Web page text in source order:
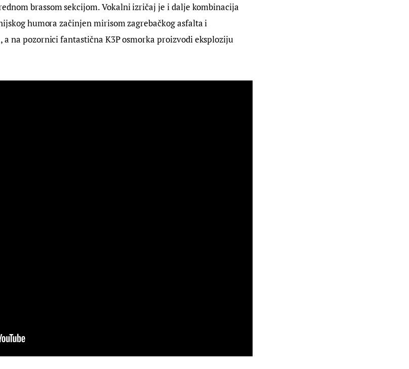
brassom sekcijom. Vokalni izričaj je i dalje kombinacija
humora začinjen mirisom zagrebačkog asfalta i
na pozornici fantastična K3P osmorka proizvodi eksploziju